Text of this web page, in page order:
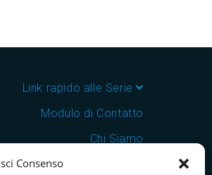
Consenso
Link rapido alle Serie
Modulo di Contatto
Chi Siamo
Download Catalogo PDF